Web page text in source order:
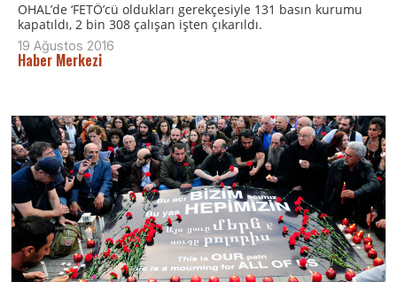
OHAL’de ‘FETÖ’cü oldukları gerekçesiyle 131 basın kurumu
kapatıldı, 2 bin 308 çalışan işten çıkarıldı.
19 Ağustos 2016
Haber Merkezi